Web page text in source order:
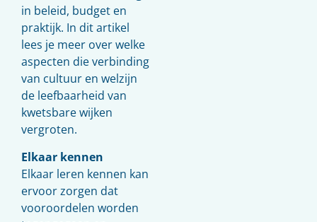
in beleid, budget en
praktijk. In dit artikel
lees je meer over welke
aspecten die verbinding
van cultuur en welzijn
de leefbaarheid van
kwetsbare wijken
vergroten.
Elkaar kennen
Elkaar leren kennen kan
ervoor zorgen dat
vooroordelen worden